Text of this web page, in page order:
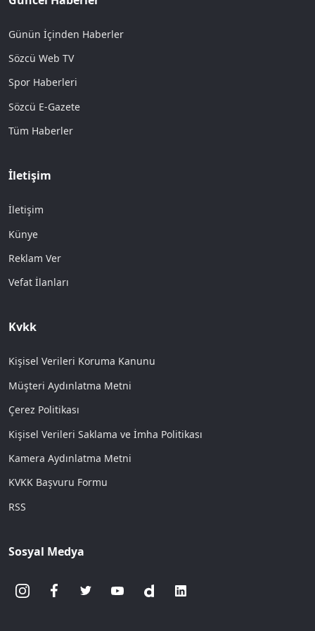
Günün İçinden Haberler
Sözcü Web TV
Spor Haberleri
Sözcü E-Gazete
Tüm Haberler
İletişim
İletişim
Künye
Reklam Ver
Vefat İlanları
Kvkk
Kişisel Verileri Koruma Kanunu
Müşteri Aydınlatma Metni
Çerez Politikası
Kişisel Verileri Saklama ve İmha Politikası
Kamera Aydınlatma Metni
KVKK Başvuru Formu
RSS
Sosyal Medya